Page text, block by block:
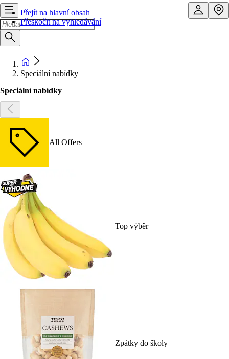
Přejít na hlavní obsah
Přeskočit na vyhledávání
Speciální nabídky
Speciální nabídky
All Offers
Top výběr
Zpátky do školy